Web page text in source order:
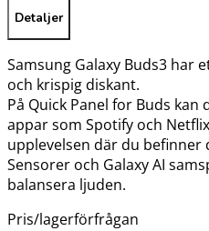
Detaljer
Samsung Galaxy Buds3 har
och krispig diskant.
På Quick Panel for Buds
appar som Spotify och
upplevelsen där du befinner
Sensorer och Galaxy AI
balansera ljuden.
Pris/lagerförfrågan